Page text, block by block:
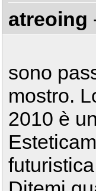
atreoing
sono
mostro.
2010 è